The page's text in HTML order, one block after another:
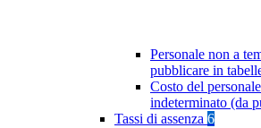
Personale non a
pubblicare in
Costo del
indeterminato (da
Tassi di assenza 6